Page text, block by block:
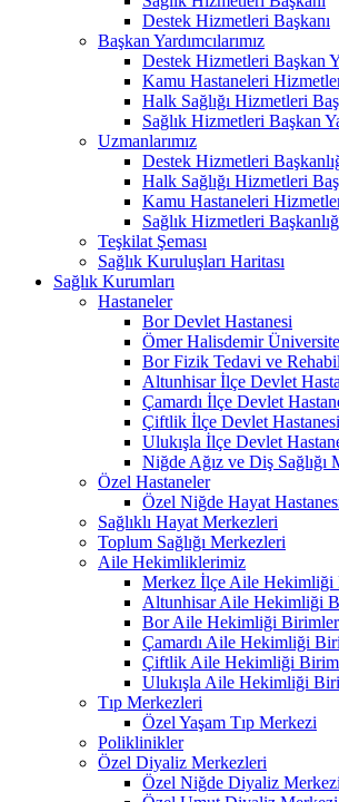
Destek Hizmetleri Başkanı
Başkan Yardımcılarımız
Destek Hizmetleri Başkan
Kamu Hastaneleri
Halk Sağlığı Hizmetleri
Sağlık Hizmetleri Başkan
Uzmanlarımız
Destek Hizmetleri
Halk Sağlığı Hizmetleri
Kamu Hastaneleri
Sağlık Hizmetleri
Teşkilat Şeması
Sağlık Kuruluşları Haritası
Sağlık Kurumları
Hastaneler
Bor Devlet Hastanesi
Ömer Halisdemir
Bor Fizik Tedavi ve
Altunhisar İlçe Devlet
Çamardı İlçe Devlet
Çiftlik İlçe Devlet Hastanesi
Ulukışla İlçe Devlet
Niğde Ağız ve Diş Sağlığı
Özel Hastaneler
Özel Niğde Hayat
Sağlıklı Hayat Merkezleri
Toplum Sağlığı Merkezleri
Aile Hekimliklerimiz
Merkez İlçe Aile Hekimliği
Altunhisar Aile Hekimliği
Bor Aile Hekimliği
Çamardı Aile Hekimliği
Çiftlik Aile Hekimliği
Ulukışla Aile Hekimliği
Tıp Merkezleri
Özel Yaşam Tıp Merkezi
Poliklinikler
Özel Diyaliz Merkezleri
Özel Niğde Diyaliz Merkezi